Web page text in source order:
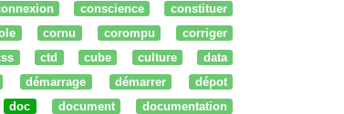
conscience
constituer
cornu corompu
corriger
ctd cube culture
data
démarrage démarrer
dépot
doc document
documentation